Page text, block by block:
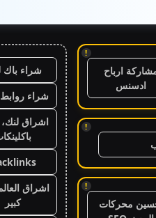
!
ارباح
ادسنس
!
!
محركات
شراء باك
شراء
اشراق
اشراق
كبير